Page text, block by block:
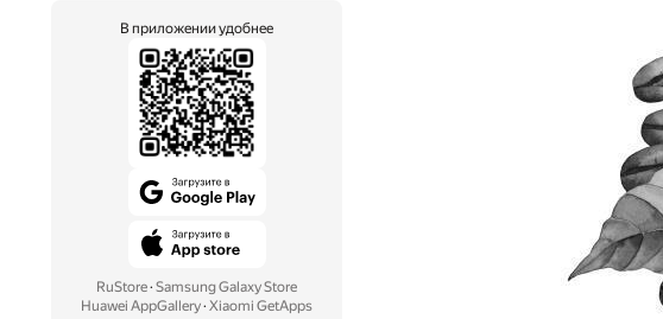
В приложении удобнее
RuStore· Samsung Galaxy Store
Huawei AppGallery· Xiaomi GetApps